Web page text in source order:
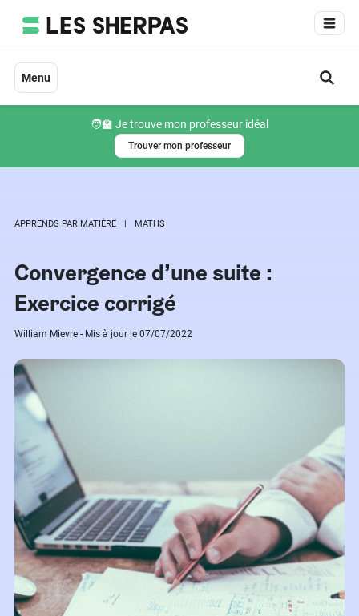
Menu
🧑‍🏫 Je trouve mon professeur idéal
Trouver mon professeur
APPRENDS PAR MATIÈRE MATHS
Convergence d’une suite :
Exercice corrigé
William Mievre - Mis à jour le 07/07/2022